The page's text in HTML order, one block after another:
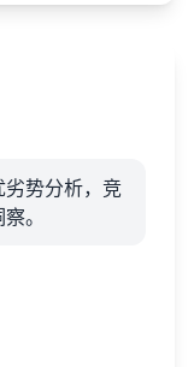
势分析，竞
。